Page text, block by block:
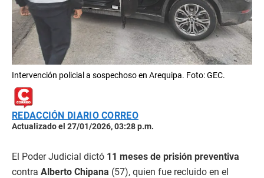
Intervención policial a sospechoso en Arequipa. Foto: GEC.
REDACCIÓN DIARIO CORREO
Actualizado el 27/01/2026, 03:28 p.m.
El Poder Judicial dictó 11 meses de prisión preventiva
contra Alberto Chipana (57), quien fue recluido en el